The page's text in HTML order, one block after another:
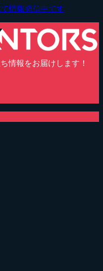
情報発信中です
情報をお届けします！